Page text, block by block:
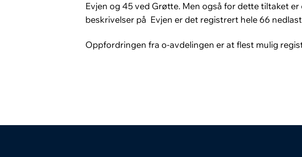
Evjen og 45 ved Grøtte. Men også for dette tiltaket
beskrivelser på Evjen er det registrert hele 66
Oppfordringen fra o-avdelingen er at flest mulig